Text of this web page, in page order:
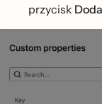
przycisk